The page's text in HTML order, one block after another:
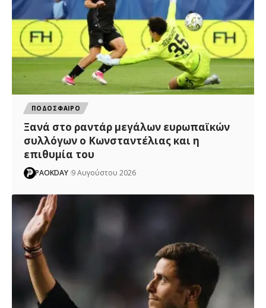
ΠΟΔΟΣΦΑΙΡΟ
Ξανά στο ραντάρ μεγάλων ευρωπαϊκών
συλλόγων ο Κωνσταντέλιας και η
επιθυμία του
PAOKDAY 9 Αυγούστου 2026